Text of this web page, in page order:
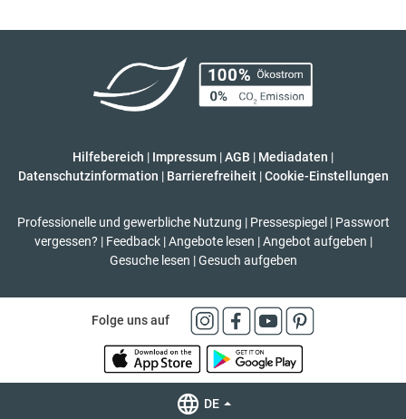
Hilfebereich | Impressum |AGB | Mediadaten |
Datenschutzinformation | Barrierefreiheit | Cookie-Einstellungen
Professionelle und gewerbliche Nutzung | Pressespiegel | Passwort
vergessen? | Feedback | Angebote lesen | Angebot aufgeben |
Gesuche lesen | Gesuch aufgeben
Folge uns auf
DE